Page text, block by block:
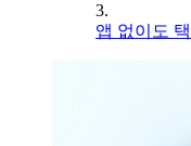
3.
앱 없이도